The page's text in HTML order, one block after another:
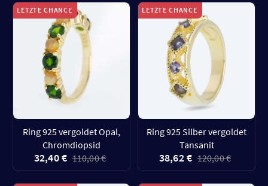
LETZTE CHANCE
Ring 925 vergoldet Opal,
Chromdiopsid
32,40 € 110,00 €
LETZTE CHANCE
Ring 925 Silber vergoldet
Tansanit
38,62 € 120,00 €